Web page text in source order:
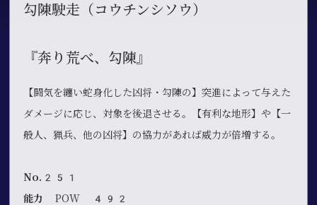
勾陳駛走（コウチンシソウ）
『奔り荒べ、勾陳』
【闘気を纏い蛇身化した凶将・勾陳の】突進によって与えた
ダメージに応じ、対象を後退させる。【有利な地形】や【一
般人、猟兵、他の凶将】の協力があれば威力が倍増する。
No.251
能力POW 492